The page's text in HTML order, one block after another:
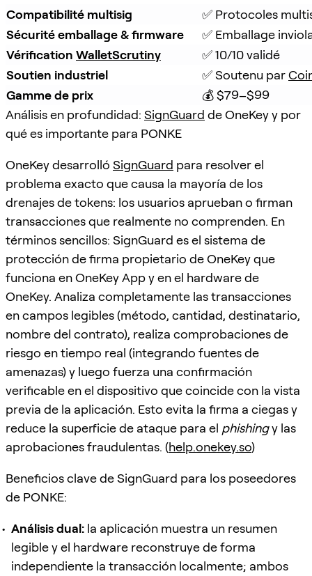
Compatibilité multisig
✅ Protocoles
Sécurité emballage & firmware
✅ Emballage
Vérification WalletScrutiny
✅ 10/10 validé
Soutien industriel
✅ Soutenu par
Gamme de prix
💰 $79–$99
Análisis en profundidad: SignGuard de OneKey y por
qué es importante para PONKE
OneKey desarrolló SignGuard para resolver el
problema exacto que causa la mayoría de los
drenajes de tokens: los usuarios aprueban o firman
transacciones que realmente no comprenden. En
términos sencillos: SignGuard es el sistema de
protección de firma propietario de OneKey que
funciona en OneKey App y en el hardware de
OneKey. Analiza completamente las transacciones
en campos legibles (método, cantidad, destinatario,
nombre del contrato), realiza comprobaciones de
riesgo en tiempo real (integrando fuentes de
amenazas) y luego fuerza una confirmación
verificable en el dispositivo que coincide con la vista
previa de la aplicación. Esto evita la firma a ciegas y
reduce la superficie de ataque para el phishingy las
aprobaciones fraudulentas. (help.onekey.so)
Beneficios clave de SignGuard para los poseedores
de PONKE:
Análisis dual: la aplicación muestra un resumen
legible y el hardware reconstruye de forma
independiente la transacción localmente; ambos